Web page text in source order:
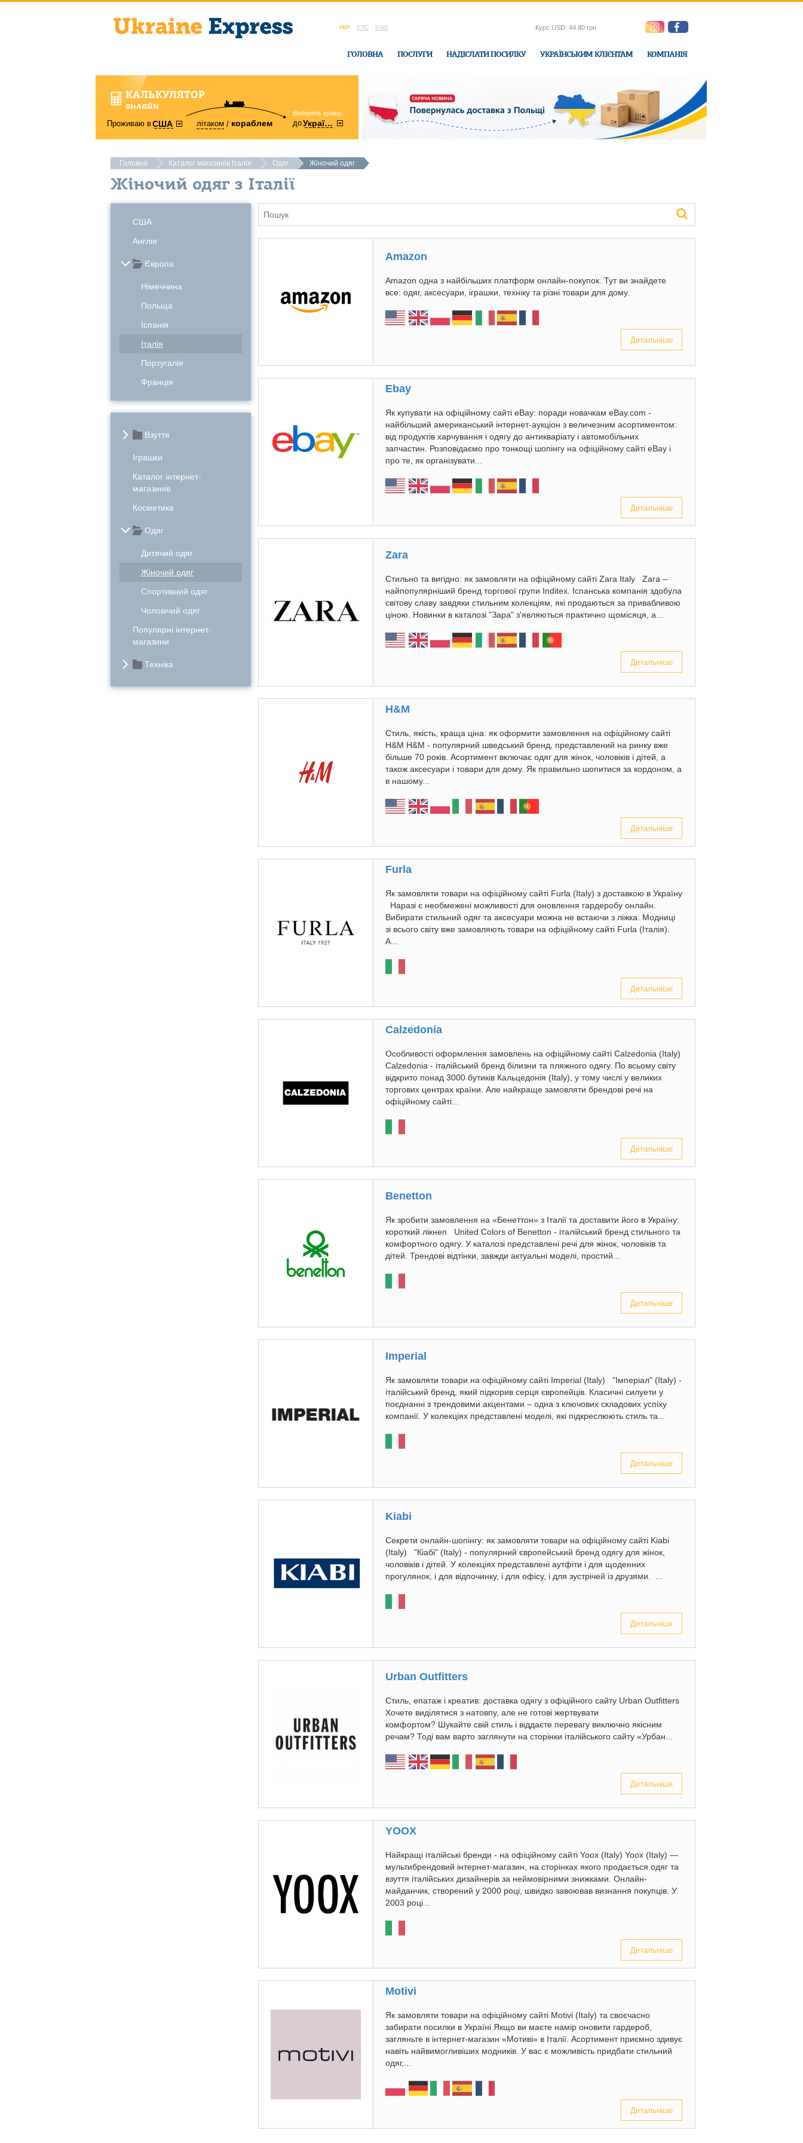
УКР РУС ENG
ГОЛОВНА ПОСЛУГИ НАДІСЛАТИ ПОСИЛКУ УКРАЇНСЬКИМ КЛІЄНТАМ КОМПАНІЯ
Курс USD: 44.80 грн
КАЛЬКУЛЯТОР
онлайн
Проживаю вСША літаком кораблем
Виберіть країну:
доУкраїни
область:
Вінницька в офісі Ukraine-Express
Головна Каталог магазинів Італія Одяг Жіночий одяг
Жіночий одяг з Італії
США
Англія
Європа
Німеччина
Польща
Іспанія
Італія
Португалія
Франція
Взуття
Іграшки
Каталог інтернет-
магазинів
Косметика
Одяг
Дитячий одяг
Жіночий одяг
Спортивний одяг
Чоловічий одяг
Популярні інтернет-
магазини
Техніка
Amazon
Amazon одна з найбільших платформ онлайн-покупок. Тут ви знайдете
все: одяг, аксесуари, іграшки, техніку та різні товари для дому.
Детальніше
Ebay
Як купувати на офіційному сайті eBay: поради новачкам eBay.com -
найбільший американський інтернет-аукціон з величезним асортиментом:
від продуктів харчування і одягу до антикваріату і автомобільних
запчастин. Розповідаємо про тонкощі шопінгу на офіційному сайті eBay і
про те, як організувати...
Детальніше
Zara
Стильно та вигідно: як замовляти на офіційному сайті Zara Italy Zara –
найпопулярніший бренд торгової групи Inditex. Іспанська компанія здобула
світову славу завдяки стильним колекціям, які продаються за привабливою
ціною. Новинки в каталозі "Зара" з'являються практично щомісяця, а...
Детальніше
H&M
Стиль, якість, краща ціна: як оформити замовлення на офіційному сайті
H&M H&M - популярний шведський бренд, представлений на ринку вже
більше 70 років. Асортимент включає одяг для жінок, чоловіків і дітей, а
також аксесуари і товари для дому. Як правильно шопитися за кордоном, а
в нашому...
Детальніше
Furla
Як замовляти товари на офіційному сайті Furla (Italy) з доставкою в Україну
Наразі є необмежені можливості для оновлення гардеробу онлайн.
Вибирати стильний одяг та аксесуари можна не встаючи з ліжка. Модниці
зі всього світу вже замовляють товари на офіційному сайті Furla (Італія).
А...
Детальніше
Calzedonia
Особливості оформлення замовлень на офіційному сайті Calzedonia (Italy)
Calzedonia - італійський бренд білизни та пляжного одягу. По всьому світу
відкрито понад 3000 бутиків Кальцедонія (Italy), у тому числі у великих
торгових центрах країни. Але найкраще замовляти брендові речі на
офіційному сайті...
Детальніше
Benetton
Як зробити замовлення на «Бенеттон» з Італії та доставити його в Україну:
короткий лікнеп United Colors of Benetton - італійський бренд стильного та
комфортного одягу. У каталозі представлені речі для жінок, чоловіків та
дітей. Трендові відтінки, завжди актуальні моделі, простий...
Детальніше
Imperial
Як замовляти товари на офіційному сайті Imperial (Italy) "Імперіал" (Italy) -
італійський бренд, який підкорив серця європейців. Класичні силуети у
поєднанні з трендовими акцентами – одна з ключових складових успіху
компанії. У колекціях представлені моделі, які підкреслюють стиль та...
Детальніше
Kiabi
Секрети онлайн-шопінгу: як замовляти товари на офіційному сайті Kiabi
(Italy) "Кіабі" (Italy) - популярний європейський бренд одягу для жінок,
чоловіків і дітей. У колекціях представлені аутфіти і для щоденних
прогулянок, і для відпочинку, і для офісу, і для зустрічей із друзями. ...
Детальніше
Urban Outfitters
Стиль, епатаж і креатив: доставка одягу з офіційного сайту Urban Outfitters
Хочете виділятися з натовпу, але не готові жертвувати
комфортом? Шукайте свій стиль і віддаєте перевагу виключно якісним
речам? Тоді вам варто заглянути на сторінки італійського сайту «Урбан...
Детальніше
YOOX
Найкращі італійські бренди - на офіційному сайті Yoox (Italy) Yoox (Italy) —
мультибрендовий інтернет-магазин, на сторінках якого продається одяг та
взуття італійських дизайнерів за неймовірними знижками. Онлайн-
майданчик, створений у 2000 році, швидко завоював визнання покупців. У
2003 році...
Детальніше
Motivi
Як замовляти товари на офіційному сайті Motivi (Italy) та своєчасно
забирати посилки в Україні Якщо ви маєте намір оновити гардероб,
загляньте в інтернет-магазин «Мотиві» в Італії. Асортимент приємно здивує
навіть найвимогливіших модників. У вас є можливість придбати стильний
одяг,...
Детальніше